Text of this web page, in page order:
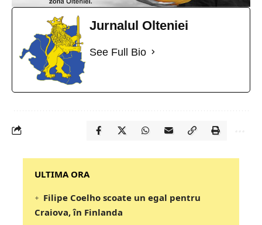
Jurnalul Olteniei
See Full Bio
‎‎‎‎‎‎‎ULTIMA ORA
Filipe Coelho scoate un egal pentru
Craiova, în Finlanda